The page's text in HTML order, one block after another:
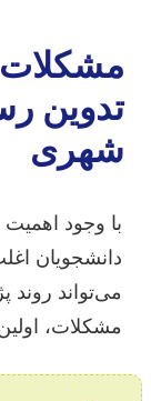
مشکلات
تدوین
شهری
با وجود
دانشجویان
می‌تواند
مشکلات،